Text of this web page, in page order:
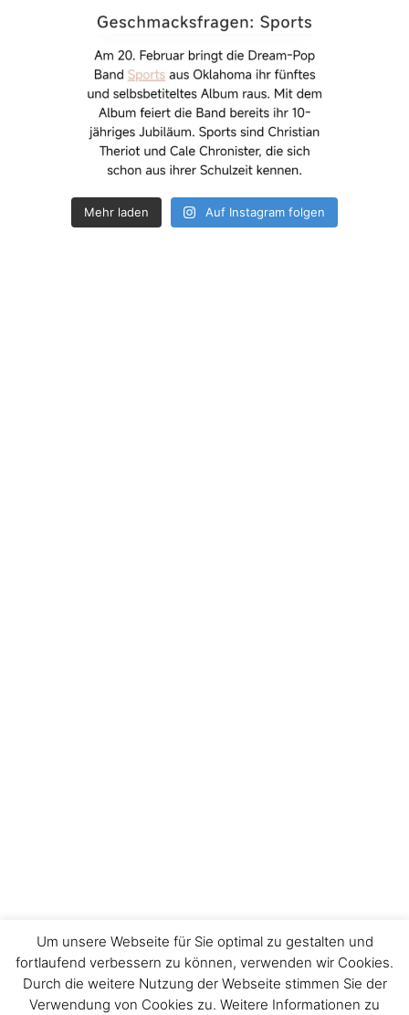
Mehr laden Auf Instagram folgen
Impressum
Um unsere Webseite für Sie optimal zu gestalten und
fortlaufend verbessern zu können, verwenden wir Cookies.
Durch die weitere Nutzung der Webseite stimmen Sie der
Verwendung von Cookies zu. Weitere Informationen zu